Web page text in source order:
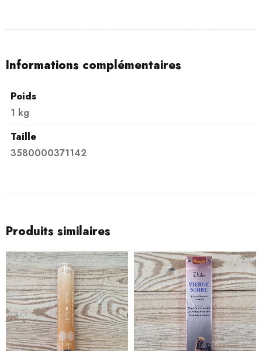
Informations complémentaires
Poids
1 kg
Taille
3580000371142
Produits similaires